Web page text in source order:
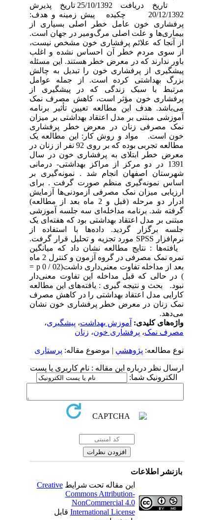
تاریخ دریافت 25/10/1392 تاریخ پذیرش
20/12/1392 چکیده پیش زمینه و هدف:
پرفشاری خون عامل خطر اصلی بسیاری از
بیماری‌ها و علت اصلی مرگ‌ومیر در جهان است.
از آنجا که علائم پرفشاری خون مشخص نیست،
از سوی مردم خطر آن احساس نشده و اغلب
باور ندارند که در معرض خطر هستند. این مسئله
پیشگیری از پرفشاری خون را تبدیل به چالش
بزرگ بهداشتی کرده است. از جمله عوامل
مرتبط با سبک زندگی که در پیشگیری از
پرفشاری خون مؤثر است، کاهش مصرف نمک
می‌باشد. هدف این مطالعه تعیین تأثیر برنامه
آموزشی مبتنی بر مدل اعتقاد بهداشتی بر میزان
نمک مصرفی زنان در معرض خطر پرفشاری
خون است. مواد و روش کار: این مطالعه یک
مطالعه تجربی بوده که بر روی 92 نفر از زنان در
معرض خطر ابتلای به پرفشاری خون در سال
1391 در دو مرکز از مراکز بهداشتی- درمانی
شهرستان اصفهان انجام شد . نمونه‌گیری بر
اساس نمونه‌گیری منظم صورت گرفت . برای
ارزیابی میزان نمک مصرفی آزمودنی‌ها آزمایش
ادرار دو مرحله (قبل و 2 ماه بعد از مطالعه)
گرفته شد. برنامه مداخله‌ای سه جلسه آموزشی
مبتنی بر مدل اعتقاد بهداشتی بود که هفته‌ای یک
جلسه برگزار گردید. داده‌ها با استفاده از
نرم‌افزار SPSS مورد تجزیه و تحلیل قرار گرفت.
یافته‌ها : نتایج مطالعه نشان داد که میانگین
نمره نمک مصرفی در گروه آزمون و کنترل 2 ماه
بعد از مداخله تفاوت معنی‌داری داشت(02 / 0 p =
) در حالی که قبل مداخله این تفاوت معنی‌دار
نبود. بحث و نتیجه گیری : یافته‌های این مطالعه
کارایی مدل اعتقاد بهداشتی را در کاهش مصرف
نمک زنان در معرض خطر پرفشاری خون نشان
می‌دهد.
واژه‌های کلیدی:آموزش بهداشت،پیشگیری،
مصرف نمک،پرفشاری خون،زنان
نوع مطالعه:پژوهشي| موضوع مقاله:پرستاری
ارسال نظر درباره این مقاله : نام کاربری یا پست
الکترونیک شما:
بازنشر اطلاعات
این مقاله تحت شرایطCreative
Commons Attribution-
NonCommercial 4.0
International Licenseقابل